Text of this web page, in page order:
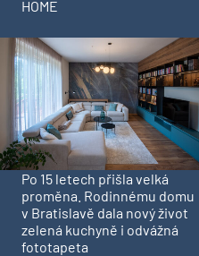
HOME
Po 15 letech přišla velká
proměna. Rodinnému domu
v Bratislavě dala nový život
zelená kuchyně i odvážná
fototapeta